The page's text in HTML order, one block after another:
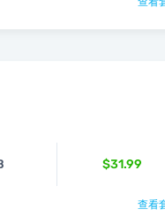
$31.99
查看